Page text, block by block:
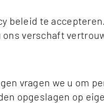
beleid te
verschaft
vragen we u om
opgeslagen op